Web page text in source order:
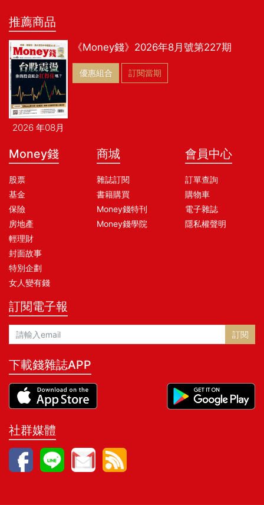
推薦商品
2026 年08月
《Money錢》2026年8月號第227期
優惠組合 訂閱當期
Money錢
股票
基金
保險
房地產
輕理財
封面故事
特別企劃
女人變有錢
商城
雜誌訂閱
書籍購買
Money錢特刊
Money錢學院
會員中心
訂單查詢
購物車
電子雜誌
隱私權聲明
訂閱電子報
訂閱
下載錢雜誌APP
社群媒體